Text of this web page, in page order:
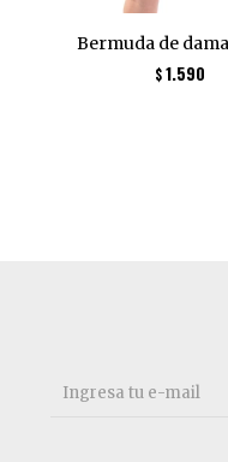
Bermuda de
$ 1.590